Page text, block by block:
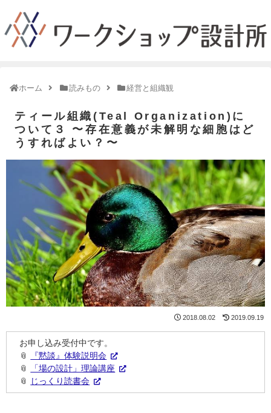
ホーム 読みもの 経営と組織観
ティール組織(Teal Organization)に
ついて３ 〜存在意義が未解明な細胞はど
うすればよい？〜
2019.09.19
2018.08.02
お申し込み受付中です。
📎
『黙談』体験説明会
📎
「場の設計」理論講座
📎
じっくり読書会